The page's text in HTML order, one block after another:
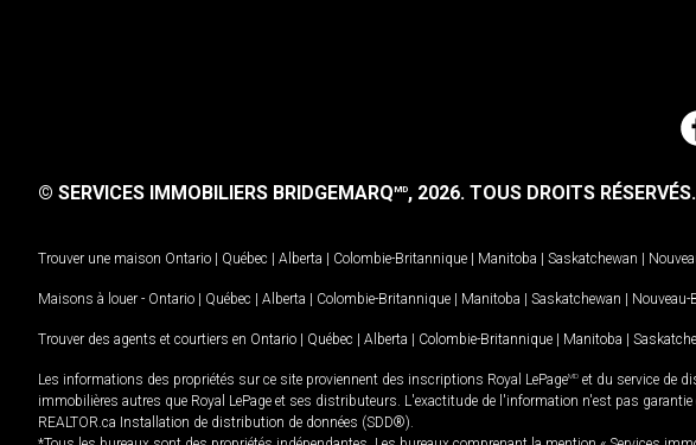
© SERVICES IMMOBILIERS BRIDGEMARQMD, 2026. TOUS DROITS RÉSERVÉS.
Trouver une maison Ontario | Québec | Alberta | Colombie-Britannique | Manitoba | Saskatchewan |
Maisons à louer - Ontario | Québec | Alberta | Colombie-Britannique | Manitoba | Saskatchewan |
Trouver des agents et courtiers en Ontario | Québec | Alberta | Colombie-Britannique | Manitoba |
Les informations des propriétés sur ce site proviennent des inscriptions Royal LePageMD et du service de
immobilières autres que Royal LePage et ses distributeurs. L'exactitude de l'information n'est pas
REALTOR.ca Installation de distribution de données (SDD®).